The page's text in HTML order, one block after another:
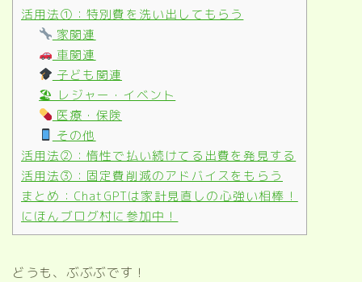
活用法①：特別費を洗い出してもらう
家関連
車関連
子ども関連
🏖 レジャー・イベント
医療・保険
その他
活用法②：惰性で払い続けてる出費を発見する
活用法③：固定費削減のアドバイスをもらう
まとめ：ChatGPTは家計見直しの心強い相棒！
にほんブログ村に参加中！
どうも、ぶぶぶです！